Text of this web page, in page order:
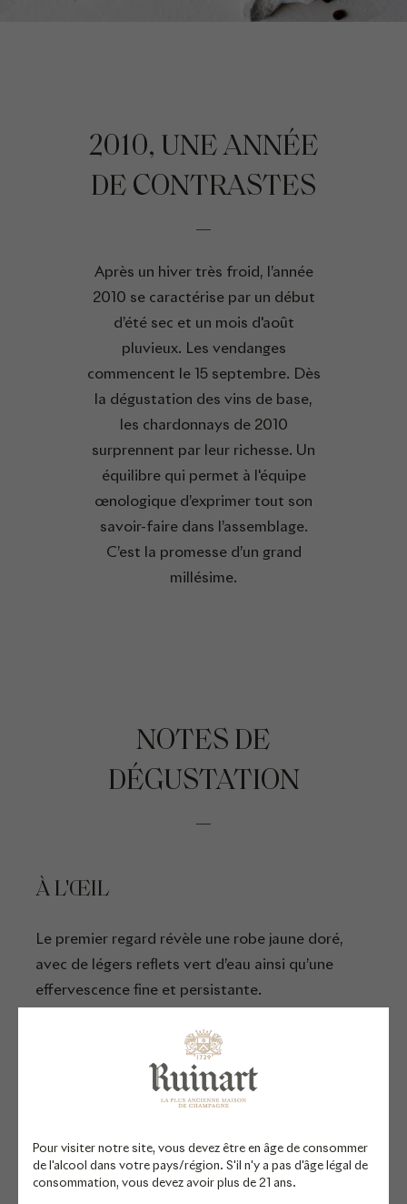
Pour visiter notre site, vous devez être en âge de consommer
de l'alcool dans votre pays/région. S'il n'y a pas d'âge légal de
consommation, vous devez avoir plus de 21 ans.
2010, UNE ANNÉE
DE CONTRASTES
Après un hiver très froid, l’année
2010 se caractérise par un début
d’été sec et un mois d'août
pluvieux. Les vendanges
commencent le 15 septembre. Dès
la dégustation des vins de base,
les chardonnays de 2010
surprennent par leur richesse. Un
équilibre qui permet à l'équipe
œnologique d’exprimer tout son
savoir-faire dans l’assemblage.
C’est la promesse d’un grand
millésime.
NOTES DE
DÉGUSTATION
À L'ŒIL
Le premier regard révèle une robe jaune doré,
avec de légers reflets vert d’eau ainsi qu’une
effervescence fine et persistante.
Le premier nez dévoile une note poudrée, florale
parfumerie. Le second nez rassemble des notes
toastées et épicées telles que le macis de la noix